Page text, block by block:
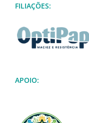
FILIAÇÕES:
APOIO: